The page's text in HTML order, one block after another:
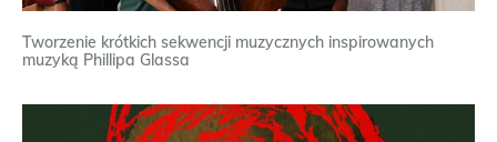
Tworzenie krótkich sekwencji muzycznych inspirowanych
muzyką Phillipa Glassa